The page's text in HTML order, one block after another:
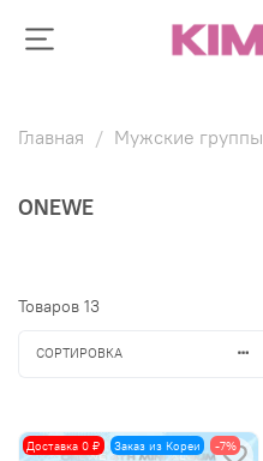
Главная Мужские группы
ONEWE
Товаров 13
СОРТИРОВКА
Доставка 0 ₽ Заказ из Кореи -7%